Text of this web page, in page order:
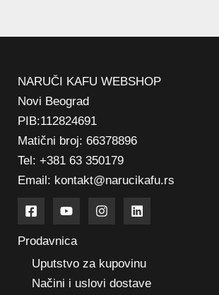
NARUČI KAFU WEBSHOP
Novi Beograd
PIB:112824691
Matični broj: 66378896
Tel: +381 63 350179
Email: kontakt@narucikafu.rs
Prodavnica
Uputstvo za kupovinu
Načini i uslovi dostave